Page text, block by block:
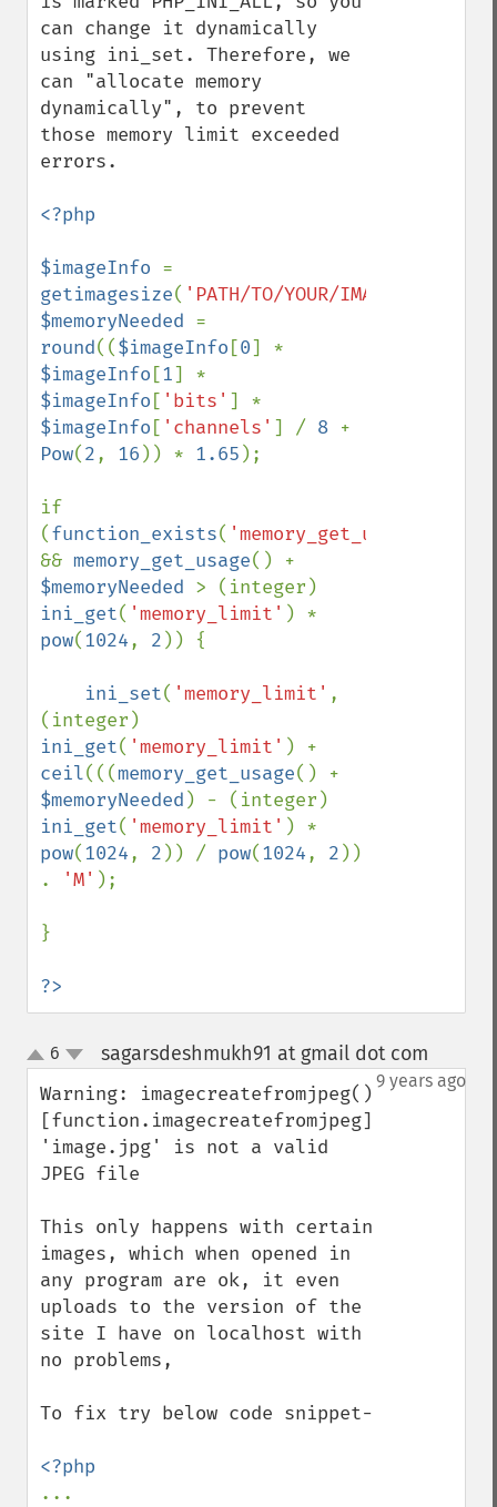
can change it dynamically
using ini_set. Therefore, we
can "allocate memory
dynamically", to prevent
those memory limit exceeded
errors.
<?php
$imageInfo
getimagesize( 'PATH/TO/YOUR/IMAGE'
$memoryNeeded
round(($imageInfo [0
$imageInfo [1
$imageInfo [ 'bits'
$imageInfo [ 'channels' ] / 8
Pow(2, 16 )) * 1.65 );
if
(function_exists( 'memory_get_usage'
&& memory_get_usage
$memoryNeeded
ini_get( 'memory_limit'
pow(1024, 2 )) {
ini_set( 'memory_limit' ,
ini_get( 'memory_limit'
ceil(((memory_get_usage
$memoryNeeded
ini_get( 'memory_limit'
pow(1024, 2 )) / pow(1024, 2 ))
.
'M' );
}
?>
up
down
6 sagarsdeshmukh91 at gmail dot com
9 years ago
Warning: imagecreatefromjpeg()
[function.imagecreatefromjpeg]:
'image.jpg' is not a valid
JPEG file
This only happens with certain
images, which when opened in
any program are ok, it even
uploads to the version of the
site I have on localhost with
no problems,
To fix try below code snippet-